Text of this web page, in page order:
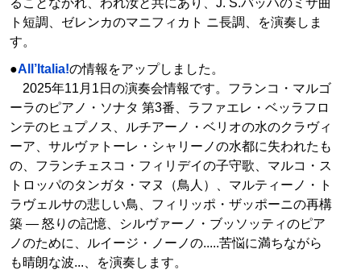
ることなかれ、われ汝と共にあり、J. S.バッハのミサ曲
ト短調、ゼレンカのマニフィカト ニ長調、を演奏しま
す。
●All’Italia!の情報をアップしました。
2025年11月1日の演奏会情報です。フランコ・マルゴ
ーラのピアノ・ソナタ 第3番、ラファエレ・ベッラフロ
ンテのヒュプノス、ルチアーノ・ベリオの水のクラヴィ
ーア、サルヴァトーレ・シャリーノの水都に失われたも
の、フランチェスコ・フィリデイの子守歌、マルコ・ス
トロッパのタンガタ・マヌ（鳥人）、マルティーノ・ト
ラヴェルサの悲しい鳥、フィリッポ・ザッポーニの再構
築 ― 怒りの記憶、シルヴァーノ・ブッソッティのピア
ノのために、ルイージ・ノーノの.....苦悩に満ちながら
も晴朗な波...、を演奏します。